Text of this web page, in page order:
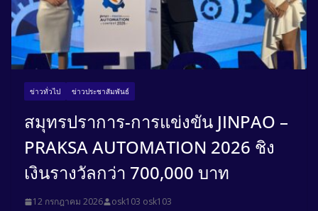
ข่าวทั่วไป ข่าวประชาสัมพันธ์
สมุทรปราการ-การแข่งขัน JINPAO –
PRAKSA AUTOMATION 2026 ชิง
เงินรางวัลกว่า 700,000 บาท
12 กรกฎาคม 2026 osk103 osk103